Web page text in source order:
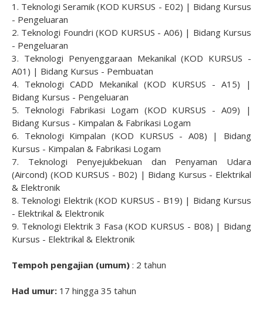
1. Teknologi Seramik (KOD KURSUS - E02) | Bidang Kursus
- Pengeluaran
2. Teknologi Foundri (KOD KURSUS - A06) | Bidang Kursus
- Pengeluaran
3. Teknologi Penyenggaraan Mekanikal (KOD KURSUS -
A01) | Bidang Kursus - Pembuatan
4. Teknologi CADD Mekanikal (KOD KURSUS - A15) |
Bidang Kursus - Pengeluaran
5. Teknologi Fabrikasi Logam (KOD KURSUS - A09) |
Bidang Kursus - Kimpalan & Fabrikasi Logam
6. Teknologi Kimpalan (KOD KURSUS - A08) | Bidang
Kursus - Kimpalan & Fabrikasi Logam
7. Teknologi Penyejukbekuan dan Penyaman Udara
(Aircond) (KOD KURSUS - B02) | Bidang Kursus - Elektrikal
& Elektronik
8. Teknologi Elektrik (KOD KURSUS - B19) | Bidang Kursus
- Elektrikal & Elektronik
9. Teknologi Elektrik 3 Fasa (KOD KURSUS - B08) | Bidang
Kursus - Elektrikal & Elektronik
Tempoh pengajian (umum) : 2 tahun
Had umur: 17 hingga 35 tahun